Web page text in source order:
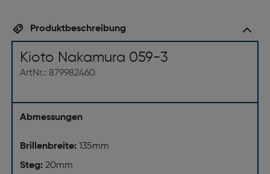
Produktbeschreibung
Kioto Nakamura 059-3
ArtNr.: 879982460
Abmessungen
Brillenbreite: 135mm
Steg: 20mm